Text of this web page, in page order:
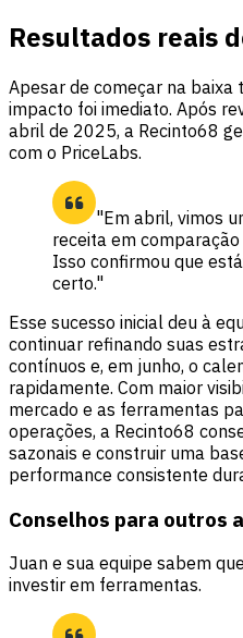
Resultados reais
Apesar de começar na
impacto foi imediato. Após
abril de 2025, a Recinto68
com o PriceLabs.
"Em abril, vimos
receita em
Isso confirmou que
certo."
Esse sucesso inicial deu à
continuar refinando suas
contínuos e, em junho, o
rapidamente. Com maior
mercado e as ferramentas
operações, a Recinto68
sazonais e construir uma
performance consistente
Conselhos para outros
Juan e sua equipe sabem
investir em ferramentas.